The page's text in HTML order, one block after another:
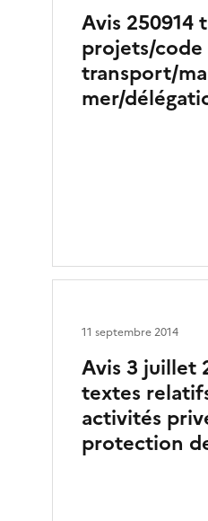
Avis 250914
projets/code
transport/
mer/
Avis 3 juillet
textes
activités
protection
11 septembre 2014